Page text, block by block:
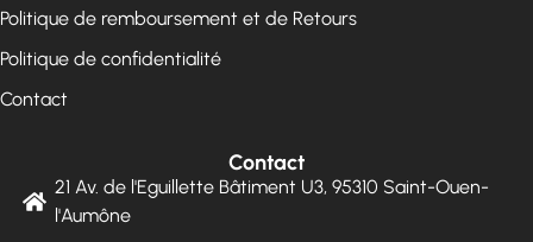
Politique de remboursement et de Retours
Politique de confidentialité
Contact
Contact
21 Av. de l'Eguillette Bâtiment U3, 95310 Saint-Ouen-
l'Aumône